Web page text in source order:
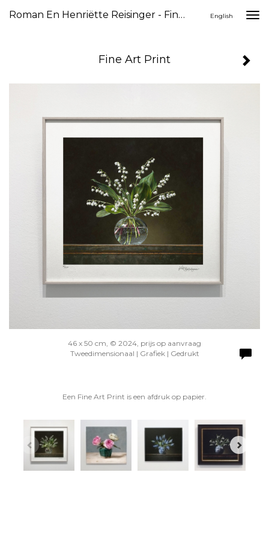
Roman En Henriëtte Reisinger - Fine Art Print English
Fine Art Print
46 x 50 cm, © 2024, prijs op aanvraag
Tweedimensionaal | Grafiek | Gedrukt
Een Fine Art Print is een afdruk op papier.